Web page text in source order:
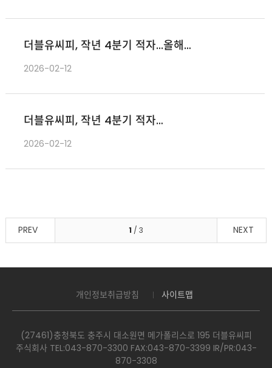
더블유씨피, 작년 4분기 적자...올해
하반기 흑자 전환 목표
2026-02-12
더블유씨피, 작년 4분기 적자
지속…"2026년 ESS 수혜 기대"
2026-02-12
PREV 1 / 3 NEXT
개인정보취급방침 사이트맵
(27461)충청북도 충주시 대소원면 메가폴리스로 195 더블유씨피
주식회사 TEL:043-870-3300​ FAX:043-870-3399 IR/PR:043-
870-3308